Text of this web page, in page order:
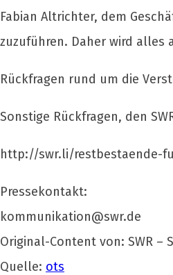
Fabian Altrichter, dem
zuzuführen. Daher wird alles
Rückfragen rund um die
Sonstige Rückfragen, den
http://swr.li/restbestaende-
Pressekontakt:
kommunikation@swr.de
Original-Content von: SWR
Quelle: ots